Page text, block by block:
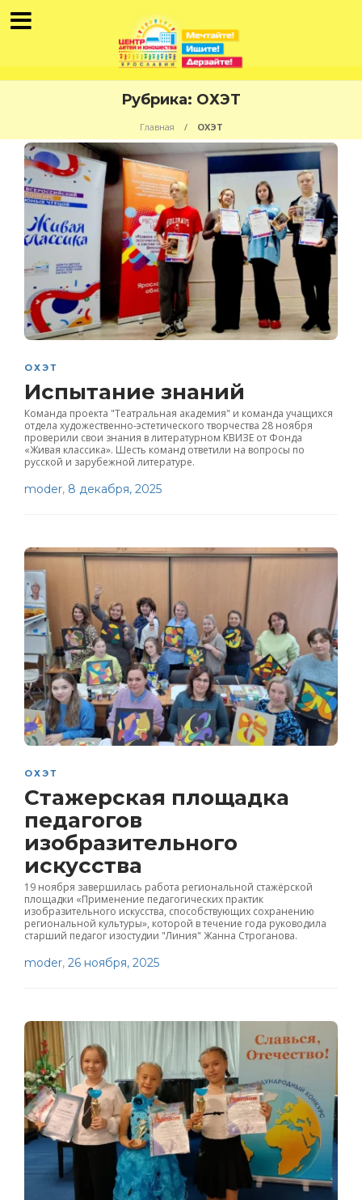
Рубрика: ОХЭТ
Главная ОХЭТ
ОХЭТ
Испытание знаний
Команда проекта "Театральная академия" и команда учащихся
отдела художественно-эстетического творчества 28 ноября
проверили свои знания в литературном КВИЗЕ от Фонда
«Живая классика». Шесть команд ответили на вопросы по
русской и зарубежной литературе.
moder, 8 декабря, 2025
ОХЭТ
Стажерская площадка
педагогов
изобразительного
искусства
19 ноября завершилась работа региональной стажёрской
площадки «Применение педагогических практик
изобразительного искусства, способствующих сохранению
региональной культуры», которой в течение года руководила
старший педагог изостудии "Линия" Жанна Строганова.
moder, 26 ноября, 2025